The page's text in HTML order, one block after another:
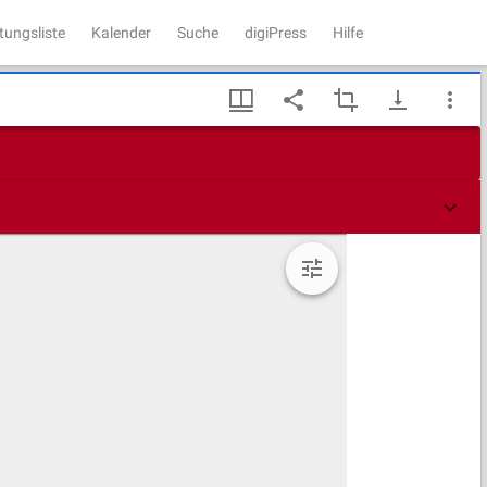
Kalender Suche digiPress Hilfe